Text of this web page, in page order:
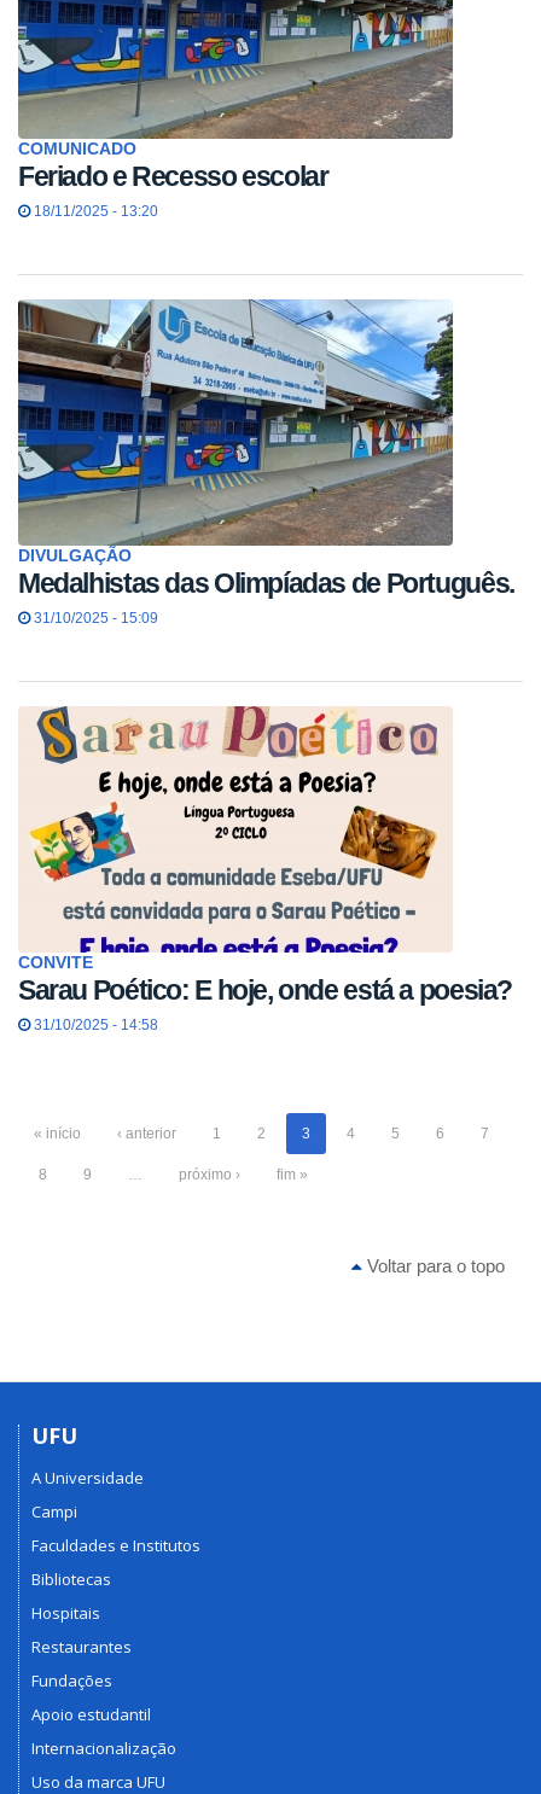
COMUNICADO
Feriado e Recesso escolar
18/11/2025 - 13:20
DIVULGAÇÃO
Medalhistas das Olimpíadas de Português.
31/10/2025 - 15:09
CONVITE
Sarau Poético: E hoje, onde está a poesia?
31/10/2025 - 14:58
« início ‹ anterior 1 2 3 4 5 6 7
8 9 … próximo › fim »
Voltar para o topo
UFU
A Universidade
Campi
Faculdades e Institutos
Bibliotecas
Hospitais
Restaurantes
Fundações
Apoio estudantil
Internacionalização
Uso da marca UFU